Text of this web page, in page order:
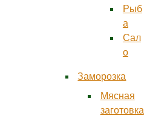
Рыб
а
Сал
о
Заморозка
Мясная
заготовка